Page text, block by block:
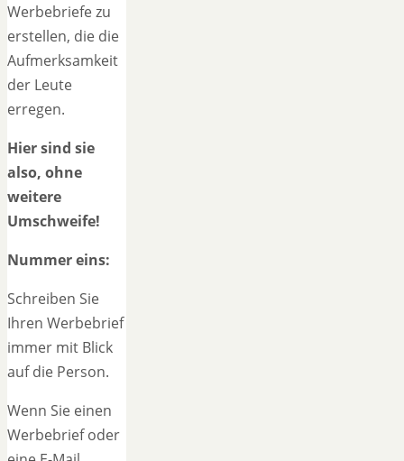
Werbebriefe zu
erstellen, die die
Aufmerksamkeit
der Leute
erregen.
Hier sind sie
also, ohne
weitere
Umschweife!
Nummer eins:
Schreiben Sie
Ihren Werbebrief
immer mit Blick
auf die Person.
Wenn Sie einen
Werbebrief oder